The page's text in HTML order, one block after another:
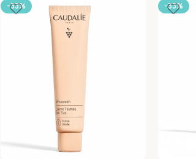
-33% -33%